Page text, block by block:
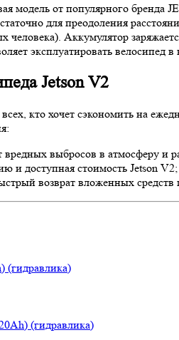
модель от популярного
для преодоления
человека). Аккумулятор
эксплуатировать
Jetson V2
кто хочет сэкономить на
вредных выбросов в атмосферу и
и доступная стоимость Jetson V2;
возврат вложенных
(гидравлика)
(гидравлика)